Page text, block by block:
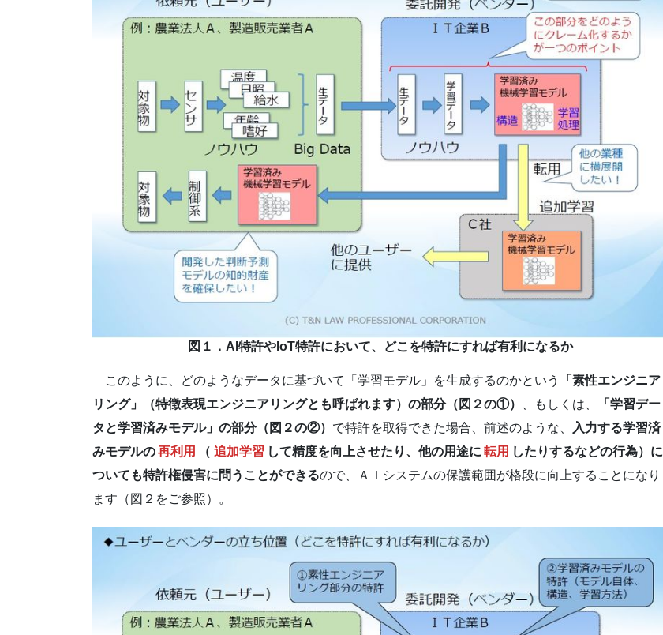
図１．AI特許やIoT特許において、どこを特許にすれば有利になるか
このように、どのようなデータに基づいて「学習モデル」を生成するのかという
「素性エンジニア
リング」（特徴表現エンジニアリングとも呼ばれます）の部分（図２の①）
、もしくは、
「学習デー
タと学習済みモデル」の部分（図２の②） で特許を取得できた場合、前述のような、
入力する学習済
みモデルの再利用 （ 追加学習 して精度を向上させたり、他の用途に 転用 したりするなどの行為）に
ついても特許権侵害に問うことができるので、ＡＩシステムの保護範囲が格段に向上することになり
ます（図２をご参照）。